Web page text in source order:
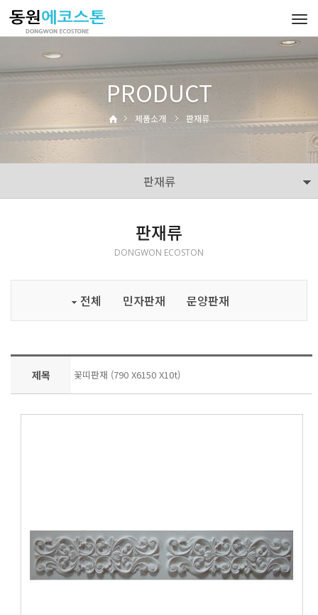
PRODUCT
제품소개 판재류
판재류
판재류
DONGWON ECOSTON
전체 민자판재 문양판재
제목 꽃띠판재 (790 X6150 X10t)